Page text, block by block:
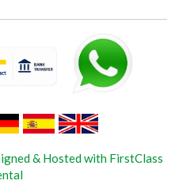
& Hosted with FirstClass